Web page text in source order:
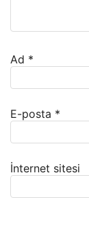
Ad *
E-posta *
İnternet sitesi